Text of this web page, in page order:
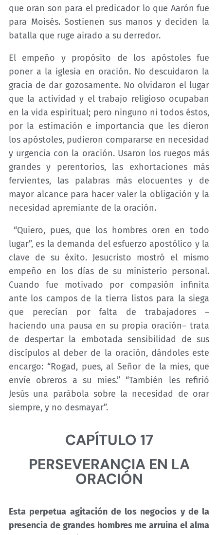
que oran son para el predicador lo que Aarón fue
para Moisés. Sostienen sus manos y deciden la
batalla que ruge airado a su derredor.
El empeño y propósito de los apóstoles fue
poner a la iglesia en oración. No descuidaron la
gracia de dar gozosamente. No olvidaron el lugar
que la actividad y el trabajo religioso ocupaban
en la vida espiritual; pero ninguno ni todos éstos,
por la estimación e importancia que les dieron
los apóstoles, pudieron compararse en necesidad
y urgencia con la oración. Usaron los ruegos más
grandes y perentorios, las exhortaciones más
fervientes, las palabras más elocuentes y de
mayor alcance para hacer valer la obligación y la
necesidad apremiante de la oración.
“Quiero, pues, que los hombres oren en todo
lugar”, es la demanda del esfuerzo apostólico y la
clave de su éxito. Jesucristo mostró el mismo
empeño en los días de su ministerio personal.
Cuando fue motivado por compasión infinita
ante los campos de la tierra listos para la siega
que perecían por falta de trabajadores –
haciendo una pausa en su propia oración– trata
de despertar la embotada sensibilidad de sus
discípulos al deber de la oración, dándoles este
encargo: “Rogad, pues, al Señor de la mies, que
envíe obreros a su mies.” “También les refirió
Jesús una parábola sobre la necesidad de orar
siempre, y no desmayar”.
CAPÍTULO 17
PERSEVERANCIA EN LA
ORACIÓN
Esta perpetua agitación de los negocios y de la
presencia de grandes hombres me arruina el alma